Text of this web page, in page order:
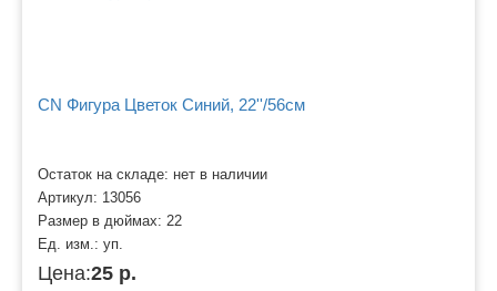
CN Фигура Цветок Синий, 22''/56см
Остаток на складе: нет в наличии
Артикул: 13056
Размер в дюймах: 22
Ед. изм.: уп.
Цена:25 р.